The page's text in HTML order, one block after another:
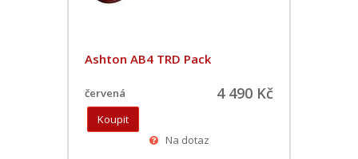
Ashton AB4 TRD Pack
červená 4 490 Kč
Na dotaz